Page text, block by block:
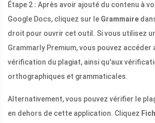
Étape 2 : Après avoir ajouté du contenu à
Google Docs, cliquez sur le Grammaire
droit pour ouvrir cet outil. Si vous utilisez
Grammarly Premium, vous pouvez
vérification du plagiat, ainsi qu'aux
orthographiques et grammaticales.
Alternativement, vous pouvez vérifier le
en dehors de cette application. Cliquez